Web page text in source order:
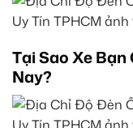
Tại Sao Xe
Nay?